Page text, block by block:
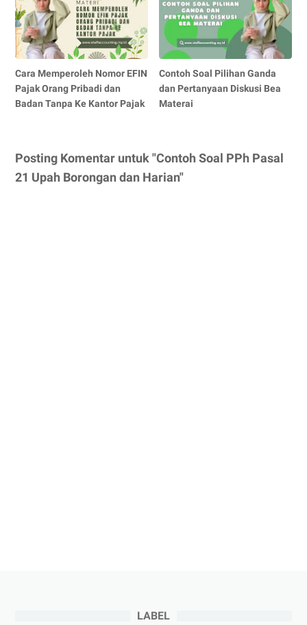
Cara Memperoleh Nomor EFIN
Pajak Orang Pribadi dan
Badan Tanpa Ke Kantor Pajak
Contoh Soal Pilihan Ganda
dan Pertanyaan Diskusi Bea
Materai
Posting Komentar untuk "Contoh Soal PPh Pasal
21 Upah Borongan dan Harian"
LABEL